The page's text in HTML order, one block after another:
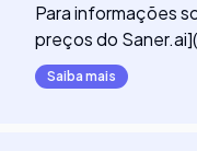
Para informações
preços do
Saiba mais